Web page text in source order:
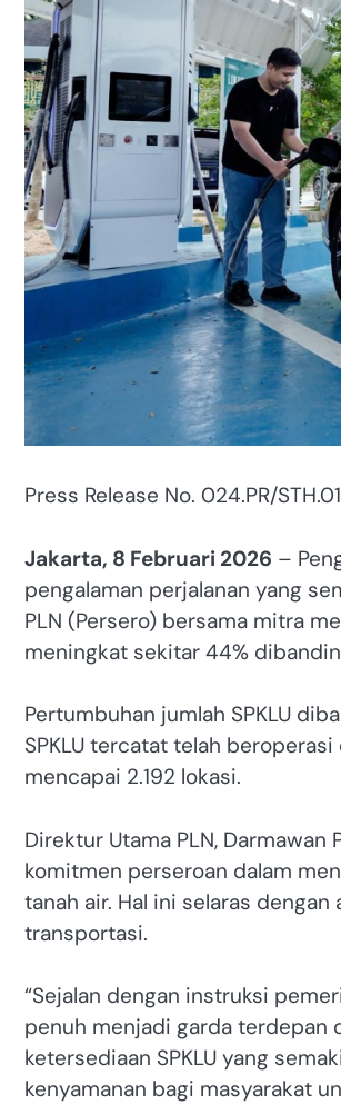
Press Release No. 024.PR/
Jakarta, 8 Februari 2026 –
pengalaman perjalanan yang
PLN (Persero) bersama mitra
meningkat sekitar 44%
Pertumbuhan jumlah SPKLU
SPKLU tercatat telah
mencapai 2.192 lokasi.
Direktur Utama PLN,
komitmen perseroan dalam
tanah air. Hal ini selaras
transportasi.
“Sejalan dengan instruksi
penuh menjadi garda terdepan
ketersediaan SPKLU yang
kenyamanan bagi masyarakat